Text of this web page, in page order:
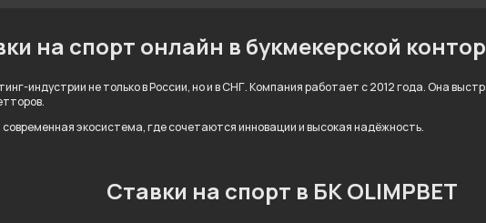
на спорт онлайн в букмекерской
индустрии не только в России, но и в СНГ. Компания работает с 2012 года. Она
экосистема, где сочетаются инновации и высокая надёжность.
Ставки на спорт в БК OLIMPBET